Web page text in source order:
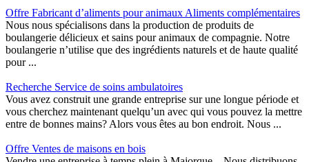
Offre Fabricant d’aliments pour animaux Aliments complémentaires
Nous nous spécialisons dans la production de produits de
boulangerie délicieux et sains pour animaux de compagnie. Notre
boulangerie n’utilise que des ingrédients naturels et de haute qualité
pour ...
Recherche Service de soins ambulatoires
Vous avez construit une grande entreprise sur une longue période et
vous cherchez maintenant quelqu’un avec qui vous pouvez la mettre
entre de bonnes mains? Alors vous êtes au bon endroit. Nous ...
Offre Ventes de maisons en bois